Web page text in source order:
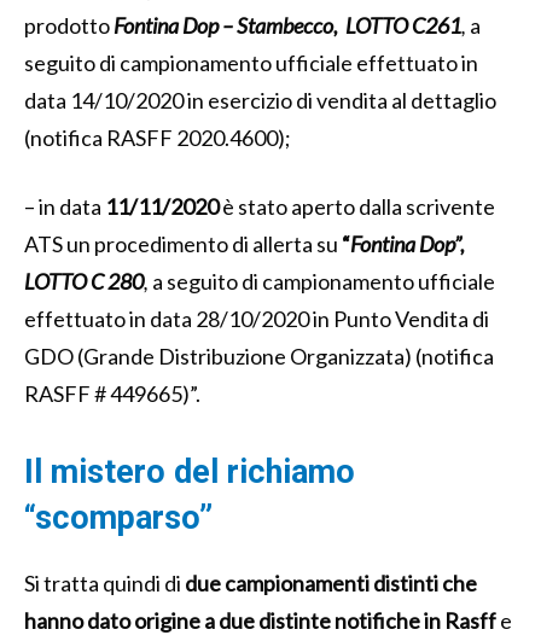
prodottoFontina Dop – Stambecco, LOTTO C261, a
seguito di campionamento ufficiale effettuato in
data 14/10/2020 in esercizio di vendita al dettaglio
(notifica RASFF 2020.4600);
– in data 11/11/2020è stato aperto dalla scrivente
ATS un procedimento di allerta su “Fontina Dop”,
LOTTO C 280, a seguito di campionamento ufficiale
effettuato in data 28/10/2020 in Punto Vendita di
GDO (Grande Distribuzione Organizzata) (notifica
RASFF # 449665)”.
Il mistero del richiamo
“scomparso”
Si tratta quindi di due campionamenti distinti che
hanno dato origine a due distinte notifiche in Rasffe